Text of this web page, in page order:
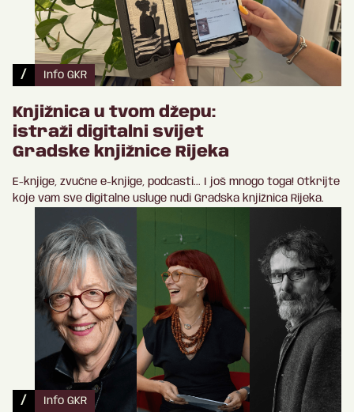
/ Info GKR
Knjižnica u tvom džepu:
istraži digitalni svijet
Gradske knjižnice Rijeka
E-knjige, zvučne e-knjige, podcasti... I još mnogo toga! Otkrijte
koje vam sve digitalne usluge nudi Gradska knjižnica Rijeka.
/ Info GKR